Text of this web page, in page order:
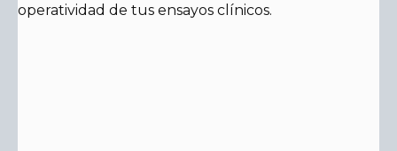
operatividad de tus ensayos clínicos.